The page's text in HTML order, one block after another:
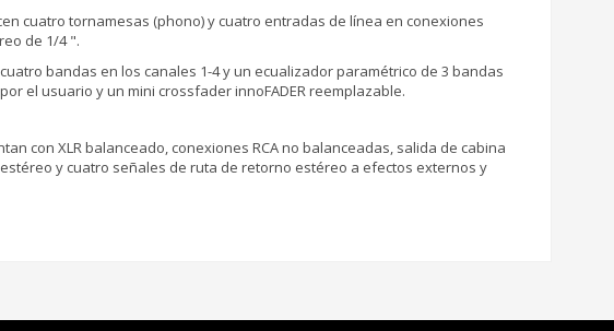
cuatro tornamesas (phono) y cuatro entradas de línea en conexiones
de 1/4 ".
bandas en los canales 1-4 y un ecualizador paramétrico de 3 bandas
el usuario y un mini crossfader innoFADER reemplazable.
con XLR balanceado, conexiones RCA no balanceadas, salida de cabina
y cuatro señales de ruta de retorno estéreo a efectos externos y